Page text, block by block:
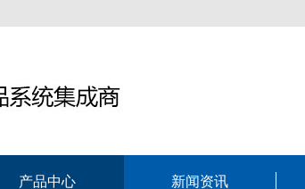
产品中心 新闻资讯